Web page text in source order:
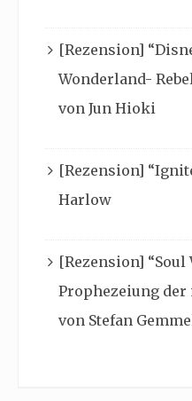
[Rezension]
Wonderland-
von Jun Hioki
[Rezension]
Harlow
[Rezension] “Soul
Prophezeiung der
von Stefan